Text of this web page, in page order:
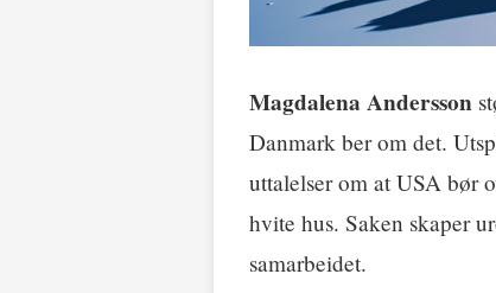
Magdalena Andersson
Danmark ber om det.
uttalelser om at USA bør
hvite hus. Saken skaper
samarbeidet.